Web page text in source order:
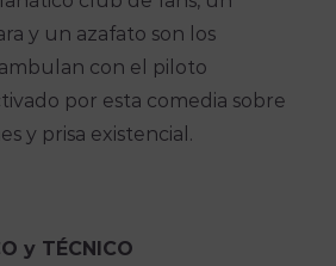
y un azafato son los
con el piloto
por esta comedia sobre
y prisa existencial.
y TÉCNICO